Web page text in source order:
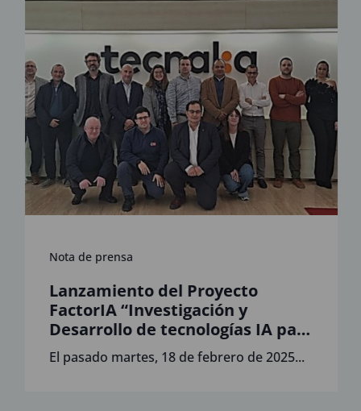
Nota de prensa
Lanzamiento del Proyecto
FactorIA “Investigación y
Desarrollo de tecnologías IA para
dotar de máxima autonomía a la
fabricación y reparación
El pasado martes, 18 de febrero de 2025...